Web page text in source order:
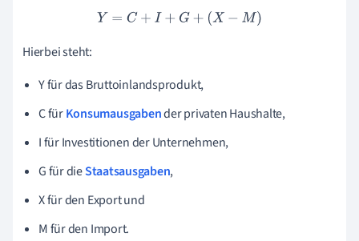
Y= C+I+ G+( X− M)
Hierbei steht:
Y für das Bruttoinlandsprodukt,
C fürKonsumausgabender privaten Haushalte,
I für Investitionen der Unternehmen,
G für dieStaatsausgaben,
X für den Export und
M für den Import.